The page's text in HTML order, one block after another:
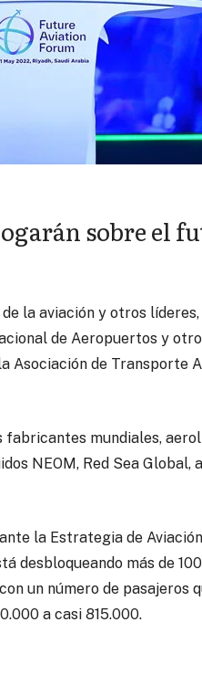
sobre el
la aviación y otros
de Aeropuertos y
Asociación de Transporte
mundiales,
NEOM, Red Sea Global,
la Estrategia de
desbloqueando más de
un número de pasajeros
a casi 815.000.